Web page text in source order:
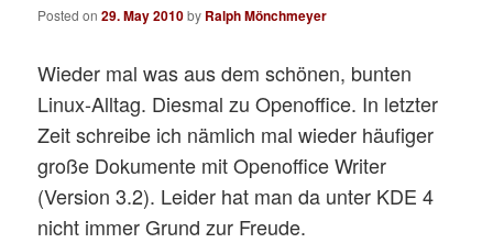
Posted on29. May 2010by Ralph Mönchmeyer
Wieder mal was aus dem schönen, bunten
Linux-Alltag. Diesmal zu Openoffice. In letzter
Zeit schreibe ich nämlich mal wieder häufiger
große Dokumente mit Openoffice Writer
(Version 3.2). Leider hat man da unter KDE 4
nicht immer Grund zur Freude.